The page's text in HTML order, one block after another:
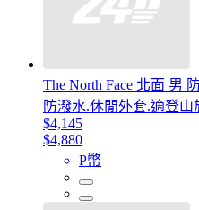
The North Face 北面 男
防潑水.休閒外套.適登
$4,145
$4,880
P幣